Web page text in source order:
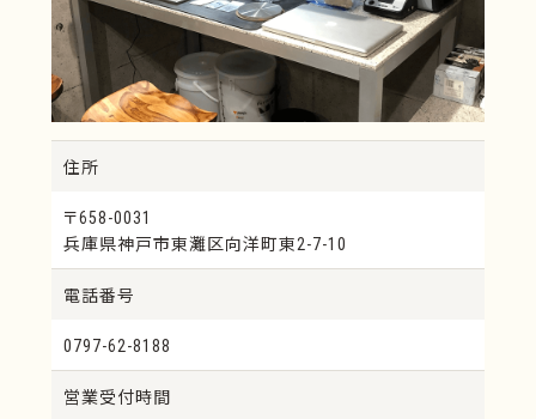
オーラルシルバーP
マイティーシルバー
ピーティーパラ25
インパラロイ タイプ3
セレクトハードイエロ
ー
ゴールドエンブレム
セレクトスーパーイエ
ロー
セレクトG
セレクト77H
セレクトシード
ステップ53
ハウ・G52
セレクト50
ステップ39
スバリウム
12％金パラ歯科鋳造金
合金
12％金パラ鋳造金属
住所
〒658-0031
兵庫県神戸市東灘区向洋町東2-7-10
電話番号
0797-62-8188
営業受付時間